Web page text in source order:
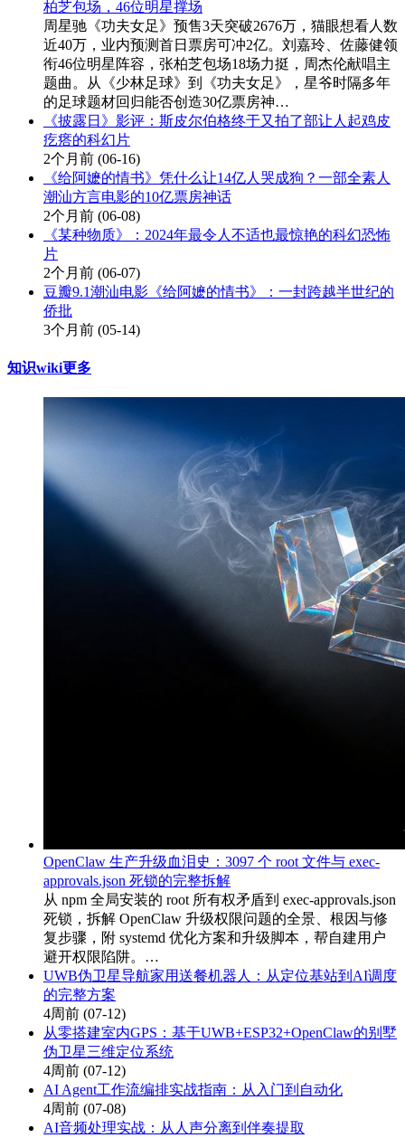
柏芝包场，46位明星撑场
周星驰《功夫女足》预售3天突破2676万，猫眼想看人数
近40万，业内预测首日票房可冲2亿。刘嘉玲、佐藤健领
衔46位明星阵容，张柏芝包场18场力挺，周杰伦献唱主
题曲。从《少林足球》到《功夫女足》，星爷时隔多年
的足球题材回归能否创造30亿票房神…
《披露日》影评：斯皮尔伯格终于又拍了部让人起鸡皮
疙瘩的科幻片
2个月前 (06-16)
《给阿嬷的情书》凭什么让14亿人哭成狗？一部全素人
潮汕方言电影的10亿票房神话
2个月前 (06-08)
《某种物质》：2024年最令人不适也最惊艳的科幻恐怖
片
2个月前 (06-07)
豆瓣9.1潮汕电影《给阿嬷的情书》：一封跨越半世纪的
侨批
3个月前 (05-14)
知识wiki更多
OpenClaw 生产升级血泪史：3097 个 root 文件与 exec-
approvals.json 死锁的完整拆解
从 npm 全局安装的 root 所有权矛盾到 exec-approvals.json
死锁，拆解 OpenClaw 升级权限问题的全景、根因与修
复步骤，附 systemd 优化方案和升级脚本，帮自建用户
避开权限陷阱。…
UWB伪卫星导航家用送餐机器人：从定位基站到AI调度
的完整方案
4周前 (07-12)
从零搭建室内GPS：基于UWB+ESP32+OpenClaw的别墅
伪卫星三维定位系统
4周前 (07-12)
AI Agent工作流编排实战指南：从入门到自动化
4周前 (07-08)
AI音频处理实战：从人声分离到伴奏提取